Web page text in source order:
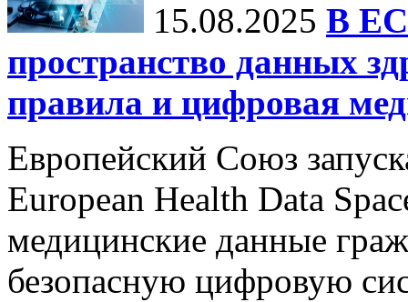
15.08.2025 В ЕС
пространство данных
правила и цифровая
Европейский Союз
European Health Data
медицинские данные
безопасную цифровую